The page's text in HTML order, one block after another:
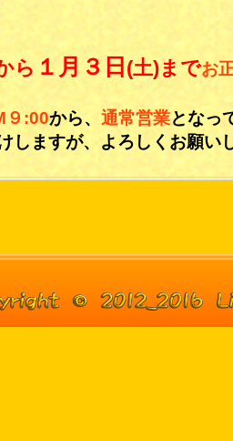
ら １月３日 (土)までお
９:00から、 通常営業となっ
しますが、よろしくお願い